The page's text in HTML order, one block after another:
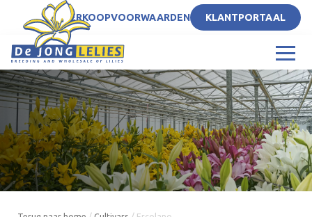
NLVERKOOPVOORWAARDEN KLANTPORTAAL